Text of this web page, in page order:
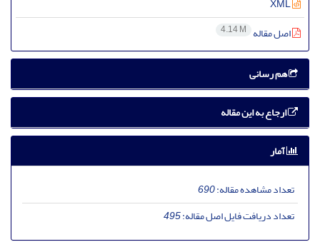
اصل مقاله 4.14 M
هم رسانی
ارجاع به این مقاله
آمار
تعداد مشاهده مقاله:690
تعداد دریافت فایل اصل مقاله:495